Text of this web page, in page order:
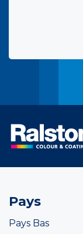
Pays
Pays Bas